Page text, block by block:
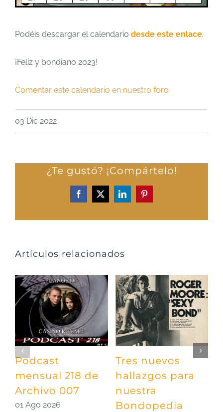
Podéis descargar el calendario desde este enlace.
¡Feliz y bondiano 2023!
Comentar este calendario en nuestro foro
03 Dic 2022
¿Te gustó? ¡Compártelo!
Facebook
X LinkedInPinterest
Artículos relacionados
Podcast
mensual 218 de
Archivo 007
01 Ago 2026
Tres nuevos
hallazgos para
nuestra
Bondopedia